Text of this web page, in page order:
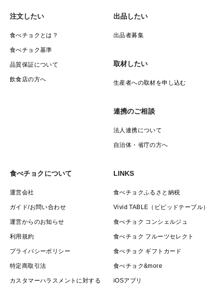
▼贈答・ギフト希望のお客様へ
ださい。
お祝い用の『短冊熨斗』シール
お誕生日用の『ハッピーバースディ』シール追加致し
注文したい
食べチョクとは？
食べチョク基準
品質保証について
飲食店の方へ
出品したい
出品者募集
取材したい
生産者への取材を申し込む
連携のご相談
法人連携について
自治体・省庁の方へ
食べチョクについて
運営会社
ガイド/お問い合わせ
運営からのお知らせ
利用規約
プライバシーポリシー
特定商取引法
カスタマーハラスメントに対する
LINKS
食べチョクふるさと納税
Vivid TABLE（ビビッドテーブル）
食べチョク コンシェルジュ
食べチョク フルーツセレクト
食べチョク ギフトカード
食べチョク&more
iOSアプリ